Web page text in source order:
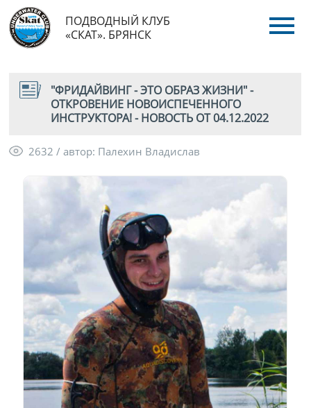
ПОДВОДНЫЙ КЛУБ
«СКАТ». БРЯНСК
"ФРИДАЙВИНГ - ЭТО ОБРАЗ ЖИЗНИ" -
ОТКРОВЕНИЕ НОВОИСПЕЧЕННОГО
ИНСТРУКТОРА! - НОВОСТЬ ОТ 04.12.2022
2632 / автор: Палехин Владислав